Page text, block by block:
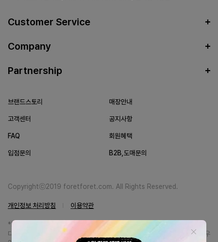
Customer Service
Company
Partnership
브랜드스토리 매장안내
고객센터 공지사항
FAQ 회원혜택
입점문의 B2B,도매문의
Copyrightⓒ2019 foretforet.com. All Rights Reserved.
개인정보 처리방침 이용약관
*FORETFORET에서는 브랜드 본사와의 직거래를 통한 정품만을 취급합니
다. 일부 병행상품의 경우 정품인증서를 발급받고 있습니다. 정품이 아닐 경우